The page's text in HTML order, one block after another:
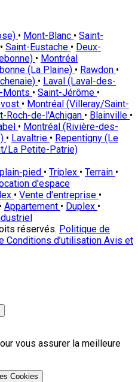
• Mont-Blanc • Saint-
• Saint-Eustache • Deux-
• Montréal
(La Plaine) • Rawdon •
• Laval (Laval-des-
Monts • Saint-Jérôme •
• Montréal (Villeray/Saint-
Roch-de-l'Achigan • Blainville •
• Montréal (Rivière-des-
• Lavaltrie • Repentigny (Le
La Petite-Patrie)
pied • Triplex • Terrain •
d'espace
• Vente d'entreprise •
• Appartement • Duplex •
réservés. Politique de
Conditions d’utilisation Avis et
vous assurer la meilleure
Cookies